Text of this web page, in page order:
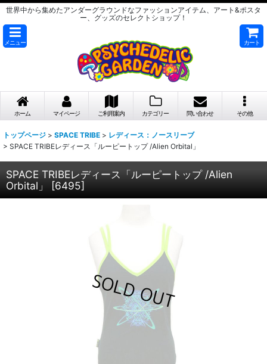
世界中から集めたアンダーグラウンドなファッションアイテム、アート&ポスタ
ー、グッズのセレクトショップ！
メニュー カート
ホーム マイページ ご利用案内 カテゴリー 問い合わせ その他
トップページ > SPACE TRIBE > レディース：ノースリーブ
> SPACE TRIBEレディース「ルーピートップ /Alien Orbital」
SPACE TRIBEレディース「ルーピートップ /Alien
Orbital」
[6495]